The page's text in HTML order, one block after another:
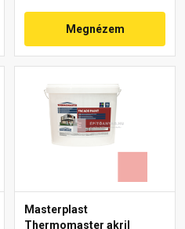
Megnézem
Masterplast
Thermomaster akril